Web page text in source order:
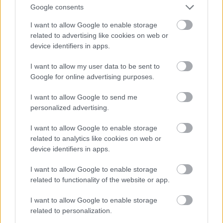
Google consents
I want to allow Google to enable storage
related to advertising like cookies on web or
device identifiers in apps.
I want to allow my user data to be sent to
Google for online advertising purposes.
I want to allow Google to send me
personalized advertising.
I want to allow Google to enable storage
related to analytics like cookies on web or
device identifiers in apps.
I want to allow Google to enable storage
related to functionality of the website or app.
I want to allow Google to enable storage
related to personalization.
Szólj hozzá!
A hozzászóláshoz be kell lépned!
VAGY
Kniight
9 éve